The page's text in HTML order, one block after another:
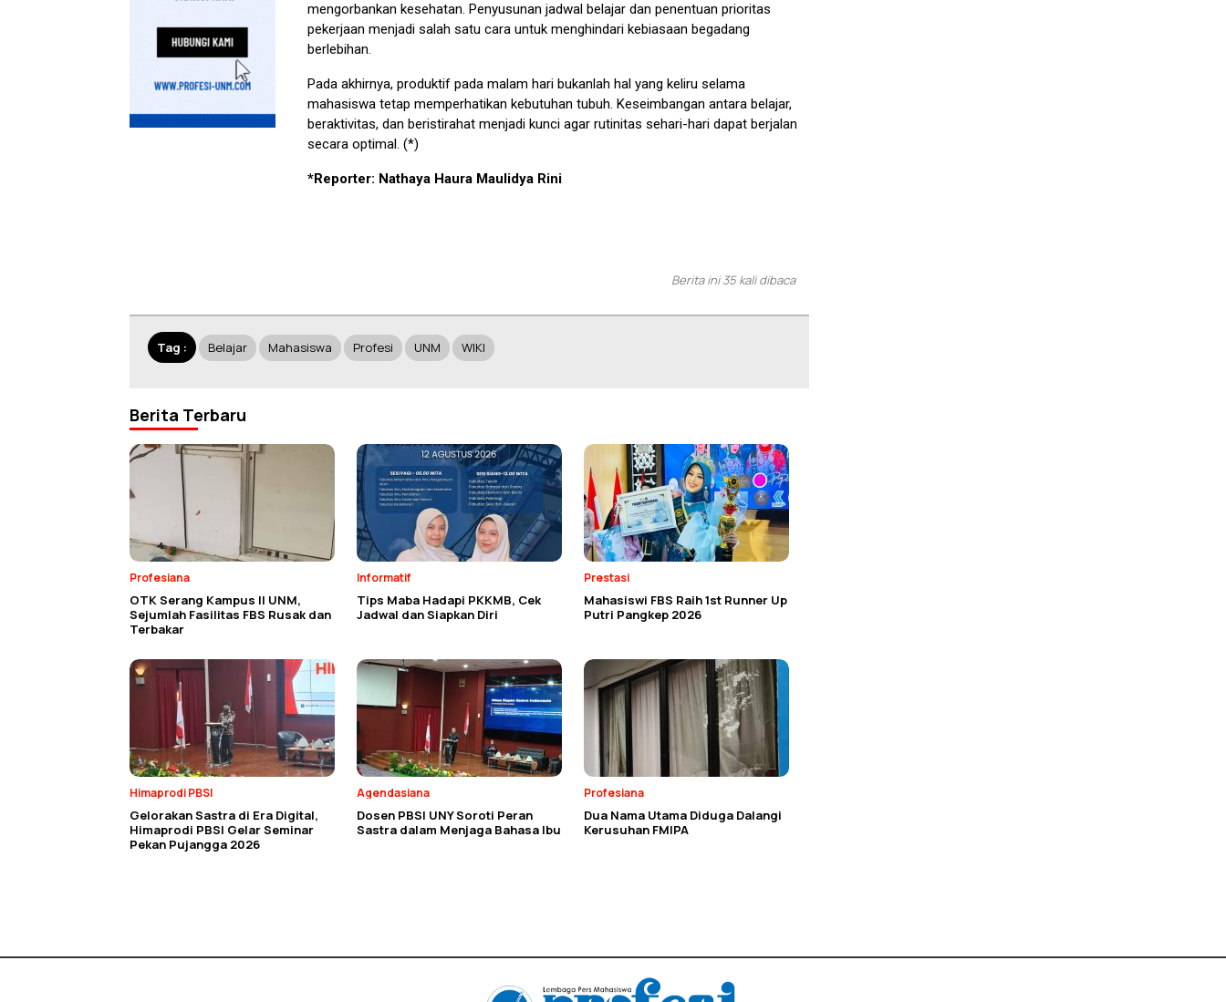
mengorbankan kesehatan. Penyusunan jadwal belajar dan penentuan prioritas
pekerjaan menjadi salah satu cara untuk menghindari kebiasaan begadang
berlebihan.
Pada akhirnya, produktif pada malam hari bukanlah hal yang keliru selama
mahasiswa tetap memperhatikan kebutuhan tubuh. Keseimbangan antara belajar,
beraktivitas, dan beristirahat menjadi kunci agar rutinitas sehari-hari dapat berjalan
secara optimal. (*)
*Reporter: Nathaya Haura Maulidya Rini
Berita ini 35 kali dibaca
Tag : Belajar Mahasiswa Profesi UNM WIKI
Berita Terbaru
Profesiana
OTK Serang Kampus II UNM,
Sejumlah Fasilitas FBS Rusak dan
Terbakar
Informatif
Tips Maba Hadapi PKKMB, Cek
Jadwal dan Siapkan Diri
Prestasi
Mahasiswi FBS Raih 1st Runner Up
Putri Pangkep 2026
Himaprodi PBSI
Gelorakan Sastra di Era Digital,
Himaprodi PBSI Gelar Seminar
Pekan Pujangga 2026
Agendasiana
Dosen PBSI UNY Soroti Peran
Sastra dalam Menjaga Bahasa Ibu
Profesiana
Dua Nama Utama Diduga Dalangi
Kerusuhan FMIPA